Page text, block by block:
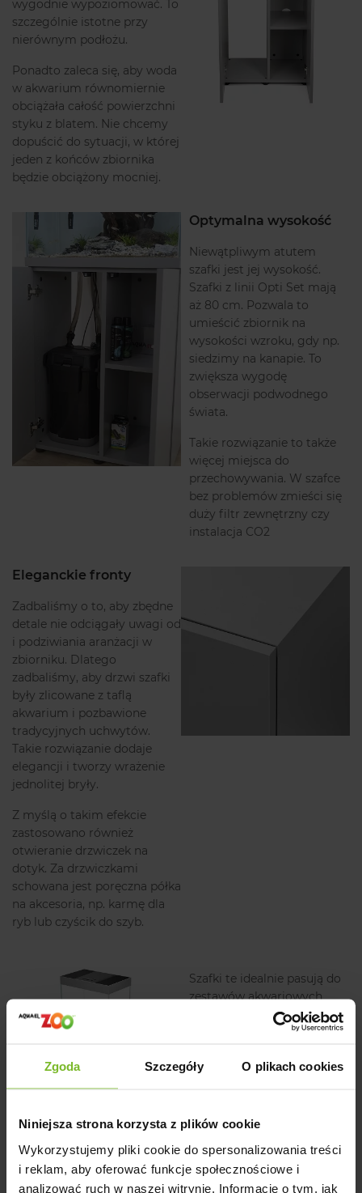
Zgoda Szczegóły O plikach cookies
Niniejsza strona korzysta z plików cookie
Wykorzystujemy pliki cookie do spersonalizowania treści
i reklam, aby oferować funkcje społecznościowe i
analizować ruch w naszej witrynie. Informacje o tym, jak
wygodnie wypoziomować. To
szczególnie istotne przy
nierównym podłożu.
Ponadto zaleca się, aby woda
w akwarium równomiernie
obciążała całość powierzchni
styku z blatem. Nie chcemy
dopuścić do sytuacji, w której
jeden z końców zbiornika
będzie obciążony mocniej.
Optymalna wysokość
Niewątpliwym atutem
szafki jest jej wysokość.
Szafki z linii Opti Set mają
aż 80 cm. Pozwala to
umieścić zbiornik na
wysokości wzroku, gdy np.
siedzimy na kanapie. To
zwiększa wygodę
obserwacji podwodnego
świata.
Takie rozwiązanie to także
więcej miejsca do
przechowywania. W szafce
bez problemów zmieści się
duży filtr zewnętrzny czy
instalacja CO2
Eleganckie fronty
Zadbaliśmy o to, aby zbędne
detale nie odciągały uwagi od
i podziwiania aranżacji w
zbiorniku. Dlatego
zadbaliśmy, aby drzwi szafki
były zlicowane z taflą
akwarium i pozbawione
tradycyjnych uchwytów.
Takie rozwiązanie dodaje
elegancji i tworzy wrażenie
jednolitej bryły.
Z myślą o takim efekcie
zastosowano również
otwieranie drzwiczek na
dotyk. Za drzwiczkami
schowana jest poręczna półka
na akcesoria, np. karmę dla
ryb lub czyścik do szyb.
Szafki te idealnie pasują do
zestawów akwariowych
Opti Set, składających się ze
zbiornika wykonanego z
typu opti, odpowiednio
Wszystkie zestawy
kupienia osobno na naszych
stronach.